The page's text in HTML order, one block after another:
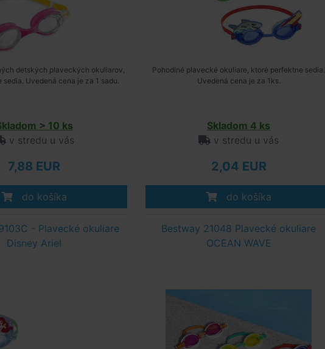
detských plaveckých okuliarov,
sedia. Uvedená cena je za 1 sadu.
> 10 ks
v stredu u vás
7,88 EUR
do košíka
Pohodlné plavecké okuliare, ktoré perfektne sedia.
Uvedená cena je za 1ks.
Skladom 4 ks
v stredu u vás
2,04 EUR
do košíka
- Plavecké okuliare
Disney Ariel
Bestway 21048 Plavecké okuliare
OCEAN WAVE